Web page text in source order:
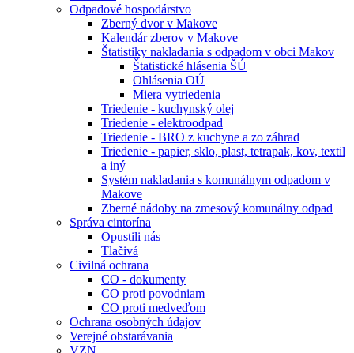
Odpadové hospodárstvo
Zberný dvor v Makove
Kalendár zberov v Makove
Štatistiky nakladania s odpadom v obci Makov
Štatistické hlásenia ŠÚ
Ohlásenia OÚ
Miera vytriedenia
Triedenie - kuchynský olej
Triedenie - elektroodpad
Triedenie - BRO z kuchyne a zo záhrad
Triedenie - papier, sklo, plast, tetrapak, kov, textil
a iný
Systém nakladania s komunálnym odpadom v
Makove
Zberné nádoby na zmesový komunálny odpad
Správa cintorína
Opustili nás
Tlačivá
Civilná ochrana
CO - dokumenty
CO proti povodniam
CO proti medveďom
Ochrana osobných údajov
Verejné obstarávania
VZN